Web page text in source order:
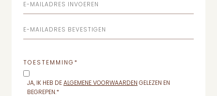
TOESTEMMING *
JA, IK HEB DE ALGEMENE VOORWAARDEN GELEZEN EN
BEGREPEN.*